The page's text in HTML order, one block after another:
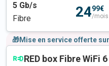
5 Gb/s
Fibre
2499€
/mois
🎁Mise en service offerte
RED box Fibre WiFi 6